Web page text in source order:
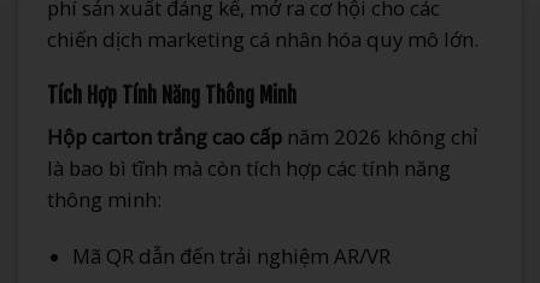
phí sản xuất đáng kể, mở ra cơ hội cho các
chiến dịch marketing cá nhân hóa quy mô lớn.
Tích Hợp Tính Năng Thông Minh
Hộp carton trắng cao cấp năm 2026 không chỉ
là bao bì tĩnh mà còn tích hợp các tính năng
thông minh:
Mã QR dẫn đến trải nghiệm AR/VR